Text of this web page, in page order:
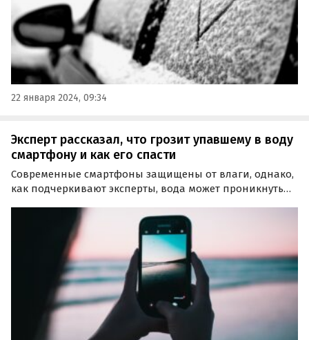
22 января 2024, 09:34
Эксперт рассказал, что грозит упавшему в воду
смартфону и как его спасти
Современные смартфоны защищены от влаги, однако,
как подчеркивают эксперты, вода может проникнуть